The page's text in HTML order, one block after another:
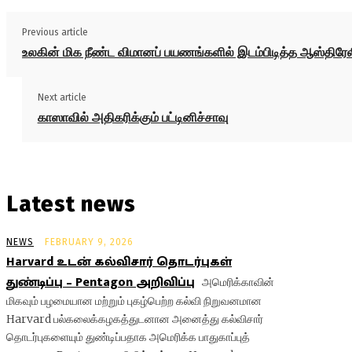
Previous article
உலகின் மிக நீண்ட விமானப் பயணங்களில் இடம்பிடித்த
Next article
காஸாவில் அதிகரிக்கும் பட்டினிச்சாவு
Latest news
NEWS FEBRUARY 9, 2026
Harvard உடன் கல்விசார் தொடர்புகள்
துண்டிப்பு – Pentagon அறிவிப்பு அமெரிக்காவின்
மிகவும் பழமையான மற்றும் புகழ்பெற்ற கல்வி நிறுவனமான
Harvard பல்கலைக்கழகத்துடனான அனைத்து கல்விசார்
தொடர்புகளையும் துண்டிப்பதாக அமெரிக்க பாதுகாப்புத்